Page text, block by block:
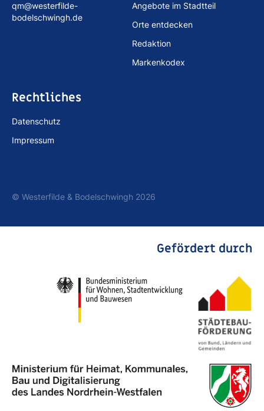
qm@westerfilde-
bodelschwingh.de
Angebote im Stadtteil
Orte entdecken
Redaktion
Markenkodex
Rechtliches
Datenschutz
Impressum
© Westerfilde & Bodelschwingh 2026
Gefördert durch